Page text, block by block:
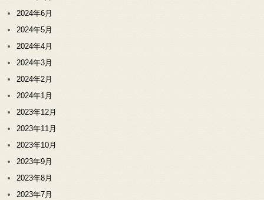
2024年6月
2024年5月
2024年4月
2024年3月
2024年2月
2024年1月
2023年12月
2023年11月
2023年10月
2023年9月
2023年8月
2023年7月